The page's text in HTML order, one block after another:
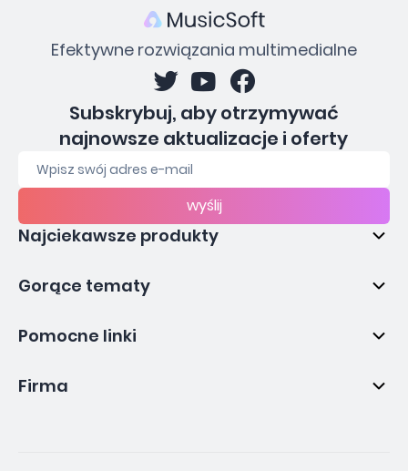
Efektywne rozwiązania multimedialne
Subskrybuj, aby otrzymywać
najnowsze aktualizacje i oferty
wyślij
Najciekawsze produkty
Gorące tematy
Pomocne linki
Firma